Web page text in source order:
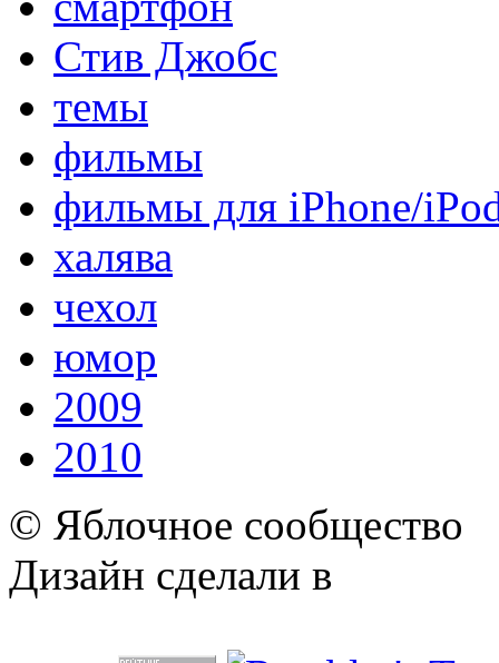
Стив Джобс
темы
фильмы
фильмы для iPhone/
халява
чехол
юмор
2009
2010
© Яблочное сообщество
Дизайн сделали в